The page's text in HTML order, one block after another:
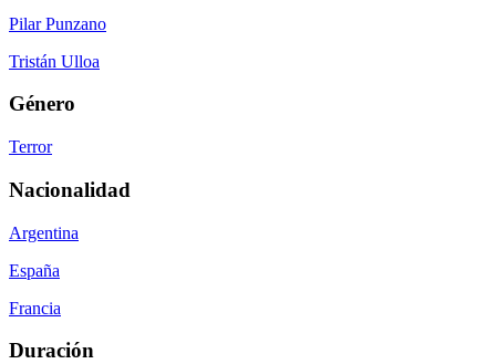
Pilar Punzano
Tristán Ulloa
Género
Terror
Nacionalidad
Argentina
España
Francia
Duración